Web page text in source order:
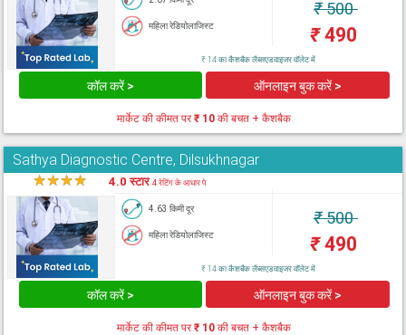
महिला रेडियोलाजिस्ट
₹500
₹490
₹ 14 का कैशबैक लैब्सएडवाइजर वॉलेट में
कॉल करें > ऑनलाइन बुक करें >
मार्केट की कीमत पर₹ 10 की बचत + कैशबैक
Sathya Diagnostic Centre, Dilsukhnagar
★★★★ 4.0 स्टार4 रेटिंग के आधार पे
4.63 किमी दूर
महिला रेडियोलाजिस्ट
₹500
₹490
₹ 14 का कैशबैक लैब्सएडवाइजर वॉलेट में
कॉल करें > ऑनलाइन बुक करें >
मार्केट की कीमत पर₹ 10 की बचत + कैशबैक